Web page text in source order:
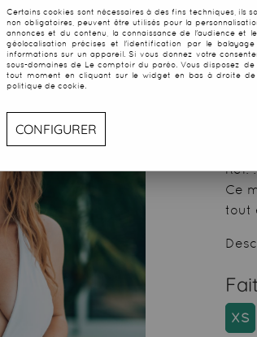
Réf.
Ce
tout
XS
Certains cookies sont nécessaires à des fins techniques, ils
non obligatoires, peuvent être utilisés pour la
annonces et du contenu, la connaissance de l'audience et
géolocalisation précises et l'identification par le
informations sur un appareil. Si vous donnez votre
sous-domaines de Le comptoir du paréo. Vous disposez
tout moment en cliquant sur le widget en bas à droite de
politique de cookie.
CONFIGURER